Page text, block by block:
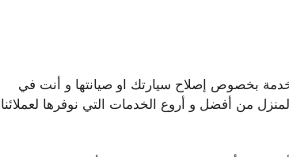
بخصوص إصلاح سيارتك او صيانتها و أنت في
من أفضل و أروع الخدمات التي نوفرها لعملائنا